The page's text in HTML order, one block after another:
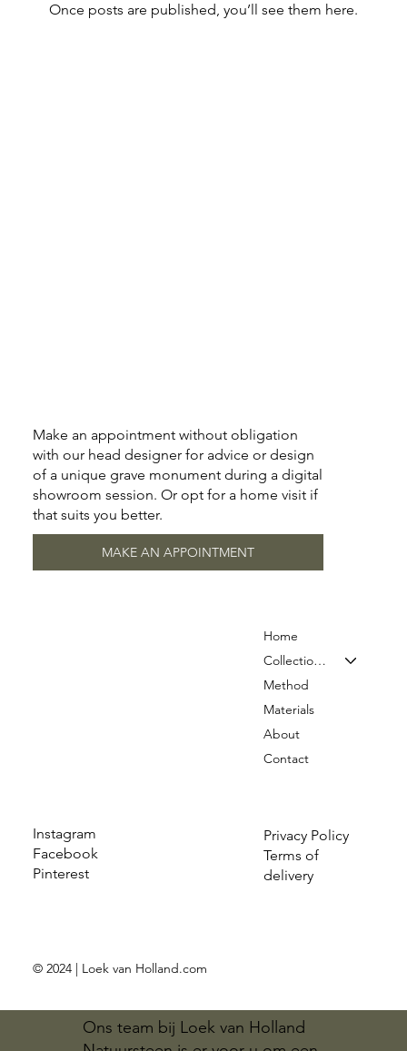
Ons team bij Loek van Holland
Once posts are published, you’ll see them here.
Instagram
Facebook
Pinterest
Privacy Policy
Terms of
delivery
Home
Collection & Prices
Method
Materials
About
Contact
© 2024 | Loek van Holland.com
Make an appointment without obligation
with our head designer for advice or design
of a unique grave monument during a digital
showroom session. Or opt for a home visit if
that suits you better.
MAKE AN APPOINTMENT